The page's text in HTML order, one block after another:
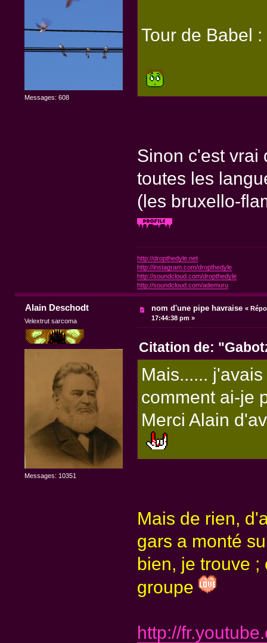
Messages: 608
Tour de Babel :
Sinon c'est vrai
toutes les
(les bruxello-
http://dropthedyle.net
http://instagram.com/dropthedyle
http://soundcloud.com/dropthedyle
http://soundcloud.com/ademuru
Alain Deschodt
Velextrut sarcoma
Messages: 10351
nom d'une pipe havraise «
17:44:38 pm »
Citation de:
Mais......
comment ai-je
Merci Alain
Mais de rien,
gars a monté
bien, je trouve
groupe
http://